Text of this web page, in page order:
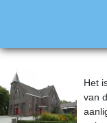
Het
van